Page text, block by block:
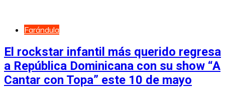
Farándula
El rockstar infantil más querido regresa
a República Dominicana con su show “A
Cantar con Topa” este 10 de mayo